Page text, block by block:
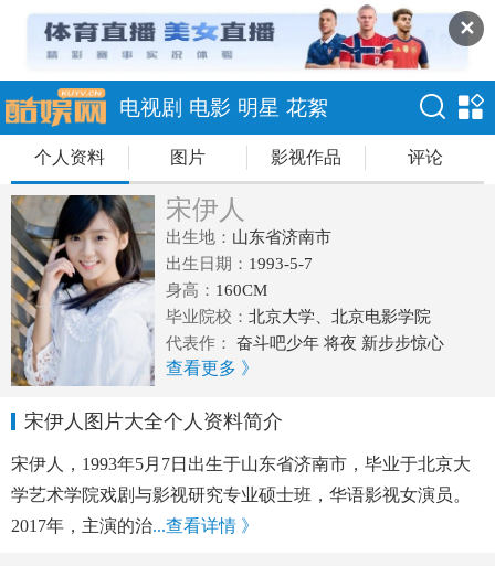
✕
电视剧 电影 明星 花絮
个人资料 图片 影视作品 评论
宋伊人
出生地： 山东省济南市
出生日期： 1993-5-7
身高： 160CM
毕业院校： 北京大学、北京电影学院
代表作：
奋斗吧少年 将夜 新步步惊心
查看更多 》
宋伊人图片大全个人资料简介
宋伊人，1993年5月7日出生于山东省济南市，毕业于北京大
学艺术学院戏剧与影视研究专业硕士班，华语影视女演员。
2017年，主演的治...查看详情 》